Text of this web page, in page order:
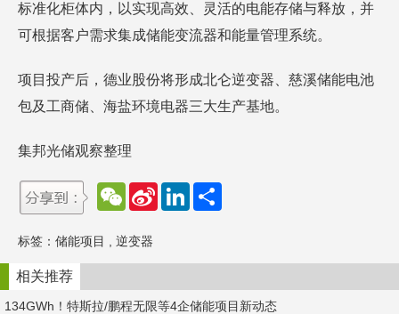
标准化柜体内，以实现高效、灵活的电能存储与释放，并
可根据客户需求集成储能变流器和能量管理系统。
项目投产后，德业股份将形成北仑逆变器、慈溪储能电池
包及工商储、海盐环境电器三大生产基地。
集邦光储观察整理
W
e
a
t
S
e
b
o
L
d
n
标签： 储能项目 逆变器
相关推荐
134GWh！特斯拉/鹏程无限等4企储能项目新动态